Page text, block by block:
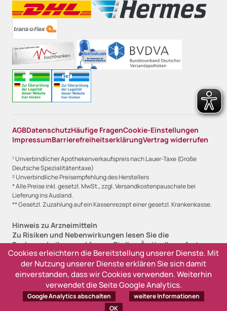
Cookies erleichtern die Bereitstellung unserer Dienste. Mit
der Nutzung unserer Dienste erklären Sie sich damit
einverstanden, dass wir Cookies verwenden. Weiterhin
verwendet die Seite Google Analytics.
Google Analytics abschalten
weitere Informationen
OK
AGBDatenschutzHäufige FragenCookie-Einstellungen
ImpressumBarrierefreiheitserklärungVertrag widerrufen
¹ Unverbindlicher Apothekenverkaufspreis nach Lauer-Taxe (Große
Deutsche Spezialitätentaxe)
² Unverbindliche Preisempfehlung des Herstellers
* Alle Preise inkl. gesetzl. MwSt., zzgl. Versandkostenpauschale bei
Lieferung ins Ausland.
** Gesetzl. Zuzahlung auf ein Kassenrezept einer gesetzl. Krankenkasse.
Hinweis zu Arzneimitteln
Zu Risiken und Nebenwirkungen lesen Sie die
Packungsbeilage und fragen Sie Ihre Ärztin, Ihren Arzt
oder in Ihrer Apotheke.
Angabe zur Lieferfristanzeige
Sofort lieferbar, 1-2 Werktage (versandfertig)
Lieferzeit 2-3 Werktage (versandfertig)
Ausverkauft, derzeit nicht lieferbar